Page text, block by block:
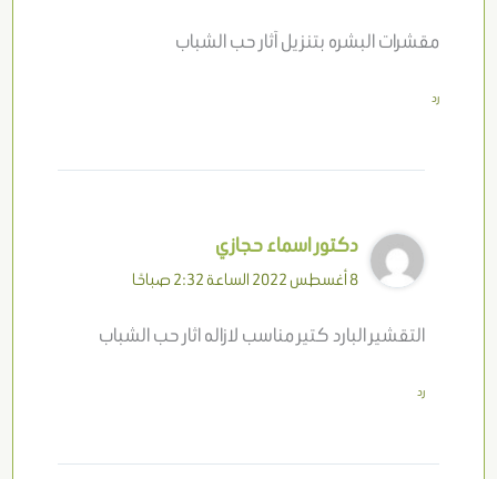
مقشرات البشره بتنزيل آثار حب الشباب
رد
دكتور اسماء حجازي
8 أغسطس 2022 الساعة 2:32 صباحًا
التقشير البارد كتير مناسب لازاله اثار حب الشباب
رد